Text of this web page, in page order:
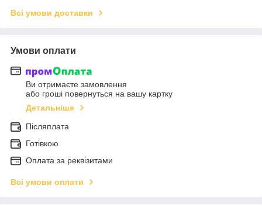
Всі умови доставки
Умови оплати
Ви отримаєте замовлення
або гроші повернуться на вашу картку
Детальніше
Післяплата
Готівкою
Оплата за реквізитами
Всі умови оплати